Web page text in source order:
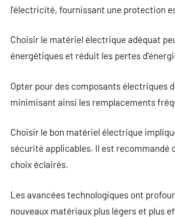
l’électricité, fournissant une protection
Choisir le matériel électrique adéquat
énergétiques et réduit les pertes
Opter pour des composants électriques
minimisant ainsi les remplacements
Choisir le bon matériel électrique
sécurité applicables. Il est recommandé
choix éclairés.
Les avancées technologiques ont
nouveaux matériaux plus légers et plus